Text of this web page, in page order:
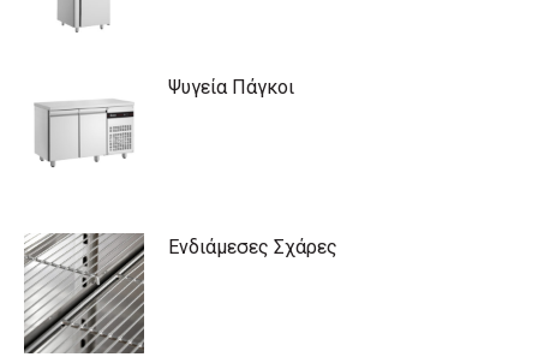
Ψυγεία Πάγκοι
Ενδιάμεσες Σχάρες